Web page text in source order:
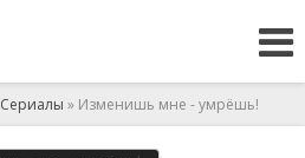
Сериалы » Изменишь мне - умрёшь!